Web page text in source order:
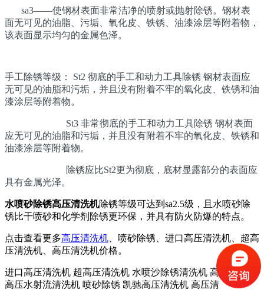
sa3——使钢材表面非常洁净的喷射或抛射除锈。钢材表
面无可见的油脂、污垢、氧化皮、铁锈、油漆涂层等附着物，
该表面显示均匀的金属色泽。
手工除锈等级： St2 彻底的手工和动力工具除锈 钢材表面应
无可见的油脂和污垢，并且没有附着不牢的氧化皮、铁锈和油
漆涂层等附着物。
St3 非常彻底的手工和动力工具除锈 钢材表面
应无可见的油脂和污垢，并且没有附着不牢的氧化皮、铁锈和
油漆涂层等附着物。
除锈应比St2更为彻底，底材显露部分的表面应
具有金属光泽。
水喷砂除锈高压清洗机除锈等级可达到sa2.5级，且水喷砂除
锈比干喷砂和化学剂除锈更环保，并具有防火防爆的特点。
点击查看更多高压清洗机 、喷砂除锈、进口高压清洗机、超高
压清洗机、高压清洗机价格。
进口高压清洗机 超高压清洗机 水喷沙除锈清洗机 高压清洗泵
高压水射流清洗机 喷砂除锈 凯驰高压清洗机 高压清